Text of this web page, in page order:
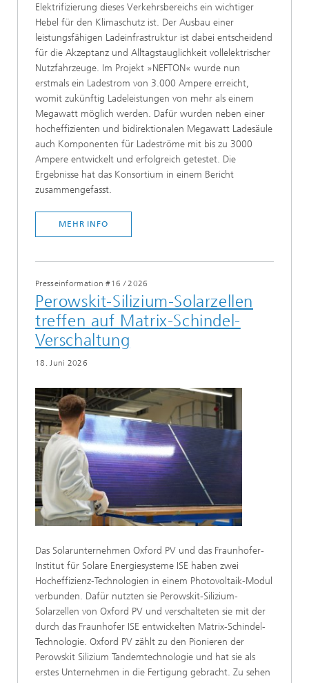
Elektrifizierung dieses Verkehrsbereichs ein wichtiger
Hebel für den Klimaschutz ist. Der Ausbau einer
leistungsfähigen Ladeinfrastruktur ist dabei entscheidend
für die Akzeptanz und Alltagstauglichkeit vollelektrischer
Nutzfahrzeuge. Im Projekt »NEFTON« wurde nun
erstmals ein Ladestrom von 3.000 Ampere erreicht,
womit zukünftig Ladeleistungen von mehr als einem
Megawatt möglich werden. Dafür wurden neben einer
hocheffizienten und bidirektionalen Megawatt Ladesäule
auch Komponenten für Ladeströme mit bis zu 3000
Ampere entwickelt und erfolgreich getestet. Die
Ergebnisse hat das Konsortium in einem Bericht
zusammengefasst.
MEHR INFO
Presseinformation #16 / 2026
Perowskit-Silizium-Solarzellen
treffen auf Matrix-Schindel-
Verschaltung
18. Juni 2026
Das Solarunternehmen Oxford PV und das Fraunhofer-
Institut für Solare Energiesysteme ISE haben zwei
Hocheffizienz-Technologien in einem Photovoltaik-Modul
verbunden. Dafür nutzten sie Perowskit-Silizium-
Solarzellen von Oxford PV und verschalteten sie mit der
durch das Fraunhofer ISE entwickelten Matrix-Schindel-
Technologie. Oxford PV zählt zu den Pionieren der
Perowskit Silizium Tandemtechnologie und hat sie als
erstes Unternehmen in die Fertigung gebracht. Zu sehen